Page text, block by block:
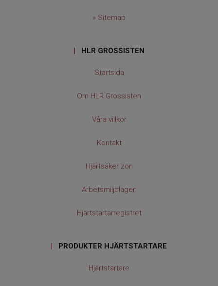
» Sitemap
| HLR GROSSISTEN
Startsida
Om HLR Grossisten
Våra villkor
Kontakt
Hjärtsäker zon
Arbetsmiljölagen
Hjärtstartarregistret
| PRODUKTER HJÄRTSTARTARE
Hjärtstartare